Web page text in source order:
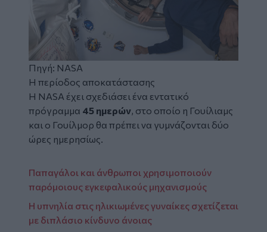
Πηγή: NASA
Η περίοδος αποκατάστασης
Η NASA έχει σχεδιάσει ένα εντατικό
πρόγραμμα 45 ημερών, στο οποίο η Γουίλιαμς
και ο Γουίλμορ θα πρέπει να γυμνάζονται δύο
ώρες ημερησίως.
Παπαγάλοι και άνθρωποι χρησιμοποιούν
παρόμοιους εγκεφαλικούς μηχανισμούς
Η υπνηλία στις ηλικιωμένες γυναίκες σχετίζεται
με διπλάσιο κίνδυνο άνοιας